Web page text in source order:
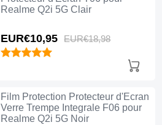
Realme Q2i 5G Clair
EUR€10,95 EUR€18,98
Film Protection Protecteur d'Ecran
Verre Trempe Integrale F06 pour
Realme Q2i 5G Noir